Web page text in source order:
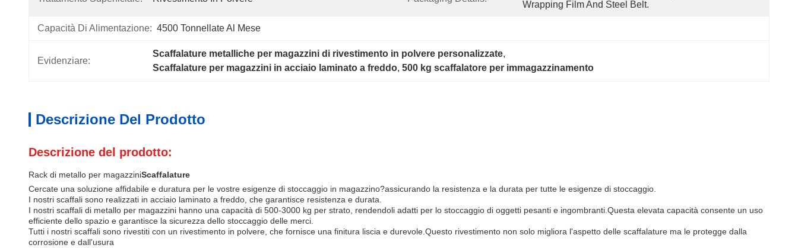
Wrapping Film And Steel Belt.
Capacità Di Alimentazione: 4500 Tonnellate Al Mese
Evidenziare:
Scaffalature metalliche per magazzini di rivestimento in polvere personalizzate,
Scaffalature per magazzini in acciaio laminato a freddo, 500 kg scaffalatore per immagazzinamento
Descrizione Del Prodotto
Descrizione del prodotto:
Rack di metallo per magazziniScaffalature
Cercate una soluzione affidabile e duratura per le vostre esigenze di stoccaggio in magazzino?assicurando la resistenza e la durata per tutte le esigenze di stoccaggio.
I nostri scaffali sono realizzati in acciaio laminato a freddo, che garantisce resistenza e durata.
I nostri scaffali di metallo per magazzini hanno una capacità di 500-3000 kg per strato, rendendoli adatti per lo stoccaggio di oggetti pesanti e ingombranti.Questa elevata capacità consente un uso
efficiente dello spazio e garantisce la sicurezza dello stoccaggio delle merci.
Tutti i nostri scaffali sono rivestiti con un rivestimento in polvere, che fornisce una finitura liscia e durevole.Questo rivestimento non solo migliora l'aspetto delle scaffalature ma le protegge dalla
corrosione e dall'usura